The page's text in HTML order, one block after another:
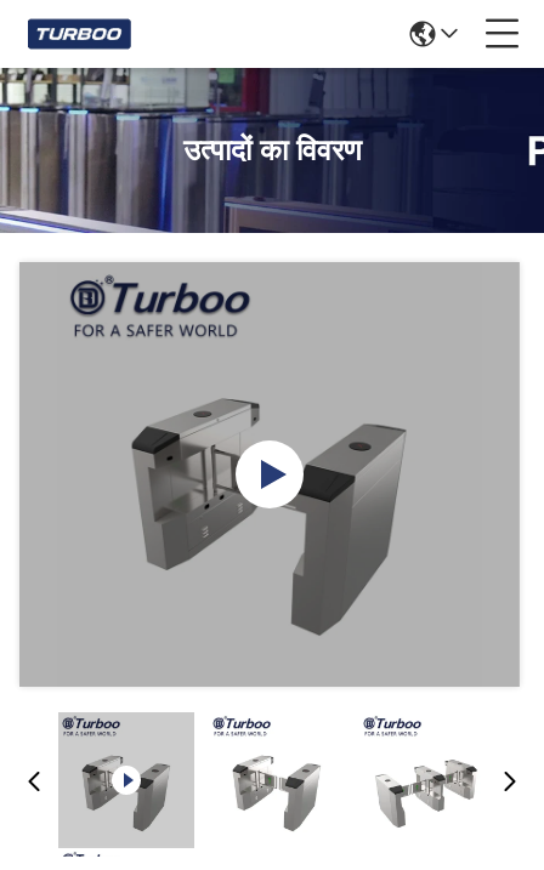
उत्पादों का विवरण